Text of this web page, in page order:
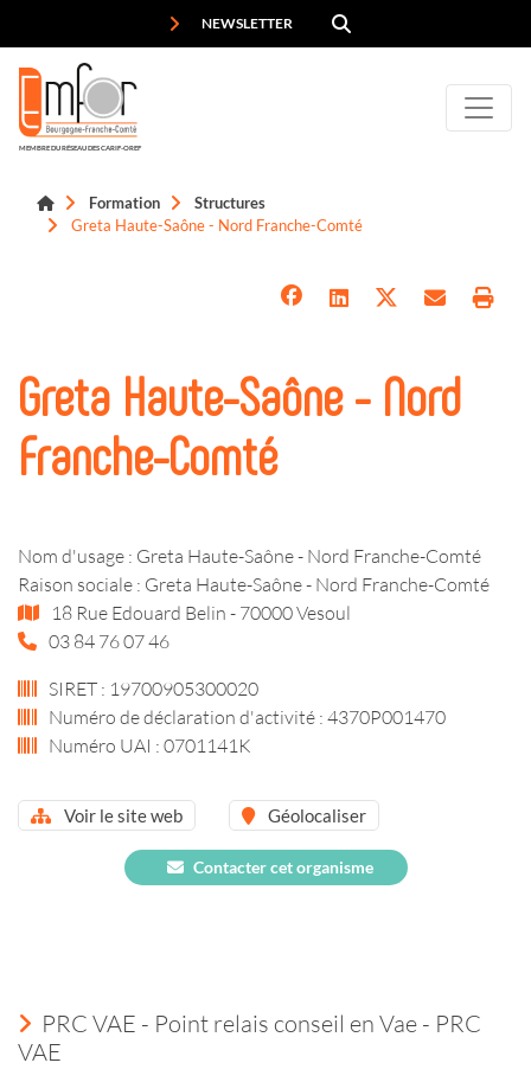
NEWSLETTER
MEMBRE DU RÉSEAU DES CARIF-OREF
Formation
Structures
Greta Haute-Saône - Nord Franche-Comté
Greta Haute-Saône - Nord
Franche-Comté
Nom d'usage : Greta Haute-Saône - Nord Franche-Comté
Raison sociale : Greta Haute-Saône - Nord Franche-Comté
18 Rue Edouard Belin - 70000 Vesoul
03 84 76 07 46
SIRET : 19700905300020
Numéro de déclaration d'activité : 4370P001470
Numéro UAI : 0701141K
Voir le site web Géolocaliser
Contacter cet organisme
PRC VAE - Point relais conseil en Vae - PRC
VAE
Panneau de gestion des cookies